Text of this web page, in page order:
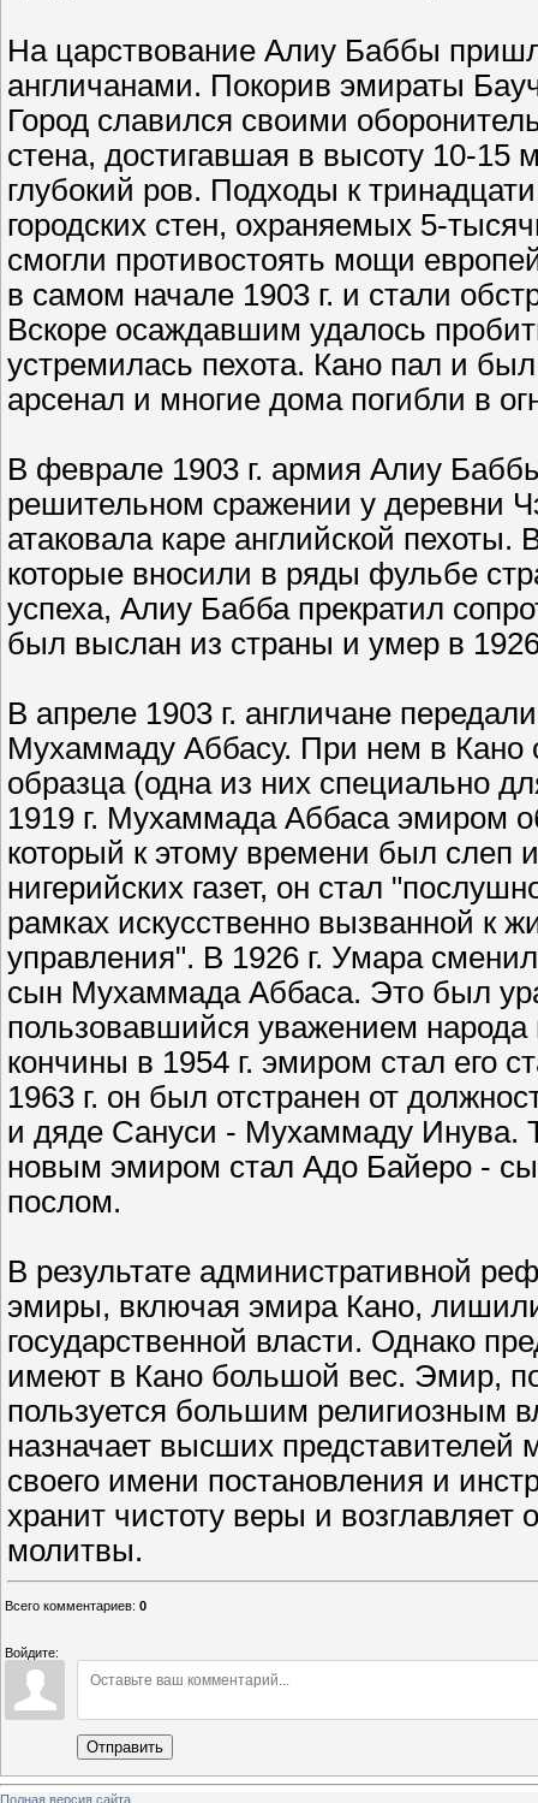
На царствование Алиу Баббы
англичанами. Покорив эмираты
Город славился своими
стена, достигавшая в высоту 10-
глубокий ров. Подходы к
городских стен, охраняемых 5-
смогли противостоять мощи
в самом начале 1903 г. и стали
Вскоре осаждавшим удалось
устремилась пехота. Кано пал и
арсенал и многие дома погибли в
В феврале 1903 г. армия Алиу
решительном сражении у деревни
атаковала каре английской
которые вносили в ряды фульбе
успеха, Алиу Бабба прекратил
был выслан из страны и умер в
В апреле 1903 г. англичане
Мухаммаду Аббасу. При нем в Кано
образца (одна из них специально
1919 г. Мухаммада Аббаса эмиром
который к этому времени был слеп
нигерийских газет, он стал
рамках искусственно вызванной к
управления". В 1926 г. Умара
сын Мухаммада Аббаса. Это был
пользовавшийся уважением
кончины в 1954 г. эмиром стал его
1963 г. он был отстранен от
и дяде Сануси - Мухаммаду Инува.
новым эмиром стал Адо Байеро -
послом.
В результате административной
эмиры, включая эмира Кано,
государственной власти. Однако
имеют в Кано большой вес. Эмир,
пользуется большим религиозным
назначает высших представителей
своего имени постановления и
хранит чистоту веры и
молитвы.
Всего комментариев: 0
Войдите:
Отправить
Полная версия сайта